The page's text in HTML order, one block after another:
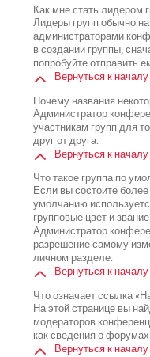
Как мне стать лидером
Лидеры групп обычно
администраторами
в создании группы,
попробуйте отправить
Вернуться к началу
Почему названия
Администратор
участникам групп для
друг от друга.
Вернуться к началу
Что такое группа по
Если вы состоите
умолчанию
групповые цвет и
Администратор
разрешение самому
личном разделе.
Вернуться к началу
Что означает ссылка
На этой странице вы
модераторов
как сведения о
Вернуться к началу